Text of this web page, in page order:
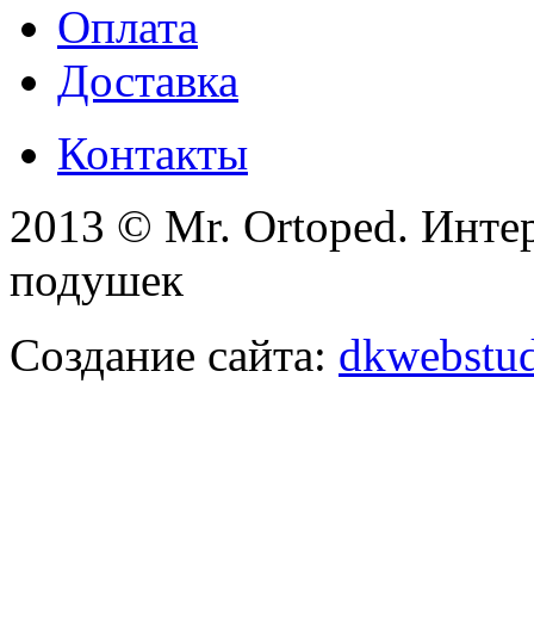
Оплата
Доставка
Контакты
2013 © Mr. Ortoped.
подушек
Создание сайта: